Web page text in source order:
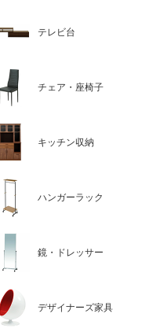
テレビ台
チェア・座椅子
キッチン収納
ハンガーラック
鏡・ドレッサー
デザイナーズ家具